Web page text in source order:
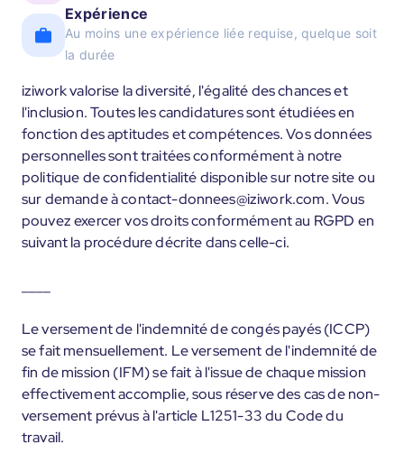
Expérience
Au moins une expérience liée requise, quelque soit
la durée
iziwork valorise la diversité, l'égalité des chances et
l'inclusion. Toutes les candidatures sont étudiées en
fonction des aptitudes et compétences. Vos données
personnelles sont traitées conformément à notre
politique de confidentialité disponible sur notre site ou
sur demande à contact-donnees@iziwork.com. Vous
pouvez exercer vos droits conformément au RGPD en
suivant la procédure décrite dans celle-ci.
Le versement de l'indemnité de congés payés (ICCP)
se fait mensuellement. Le versement de l'indemnité de
fin de mission (IFM) se fait à l'issue de chaque mission
effectivement accomplie, sous réserve des cas de non-
versement prévus à l'article L1251-33 du Code du
travail.